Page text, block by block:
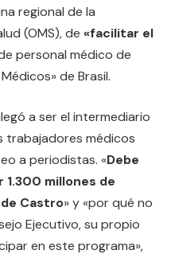
regional de la
(OMS), de «facilitar el
personal médico de
de Brasil.
a ser el intermediario
trabajadores médicos
a periodistas. «Debe
1.300 millones de
Castro» y «por qué no
Ejecutivo, su propio
en este programa»,